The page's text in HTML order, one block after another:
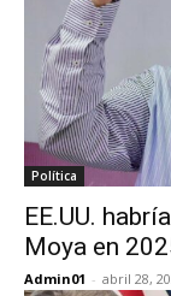
Política
EE.UU.
Moya en
Admin01 - abril 28,